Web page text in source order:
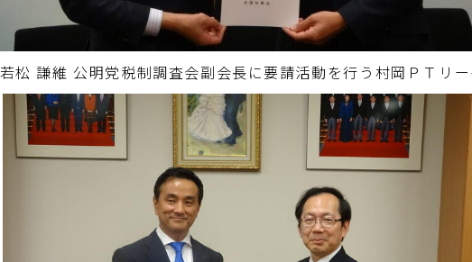
若松 謙維 公明党税制調査会副会長に要請活動を行う村岡ＰＴリー